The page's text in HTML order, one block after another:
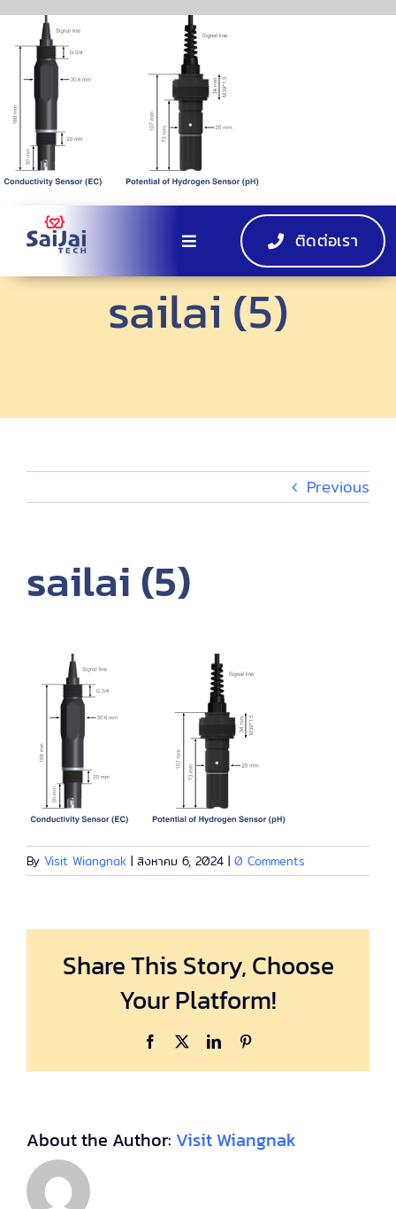
Skip
content
Toggle
Navigation
EV Charger
เกี่ยวกับ
ติดต่อเรา
sailai (5)
Previous
sailai (5)
By Visit Wiangnak | สิงหาคม 6, 2024 | 0 Comments
Share This Story, Choose
Your Platform!
Facebook LinkedIn
About the Author: Visit Wiangnak